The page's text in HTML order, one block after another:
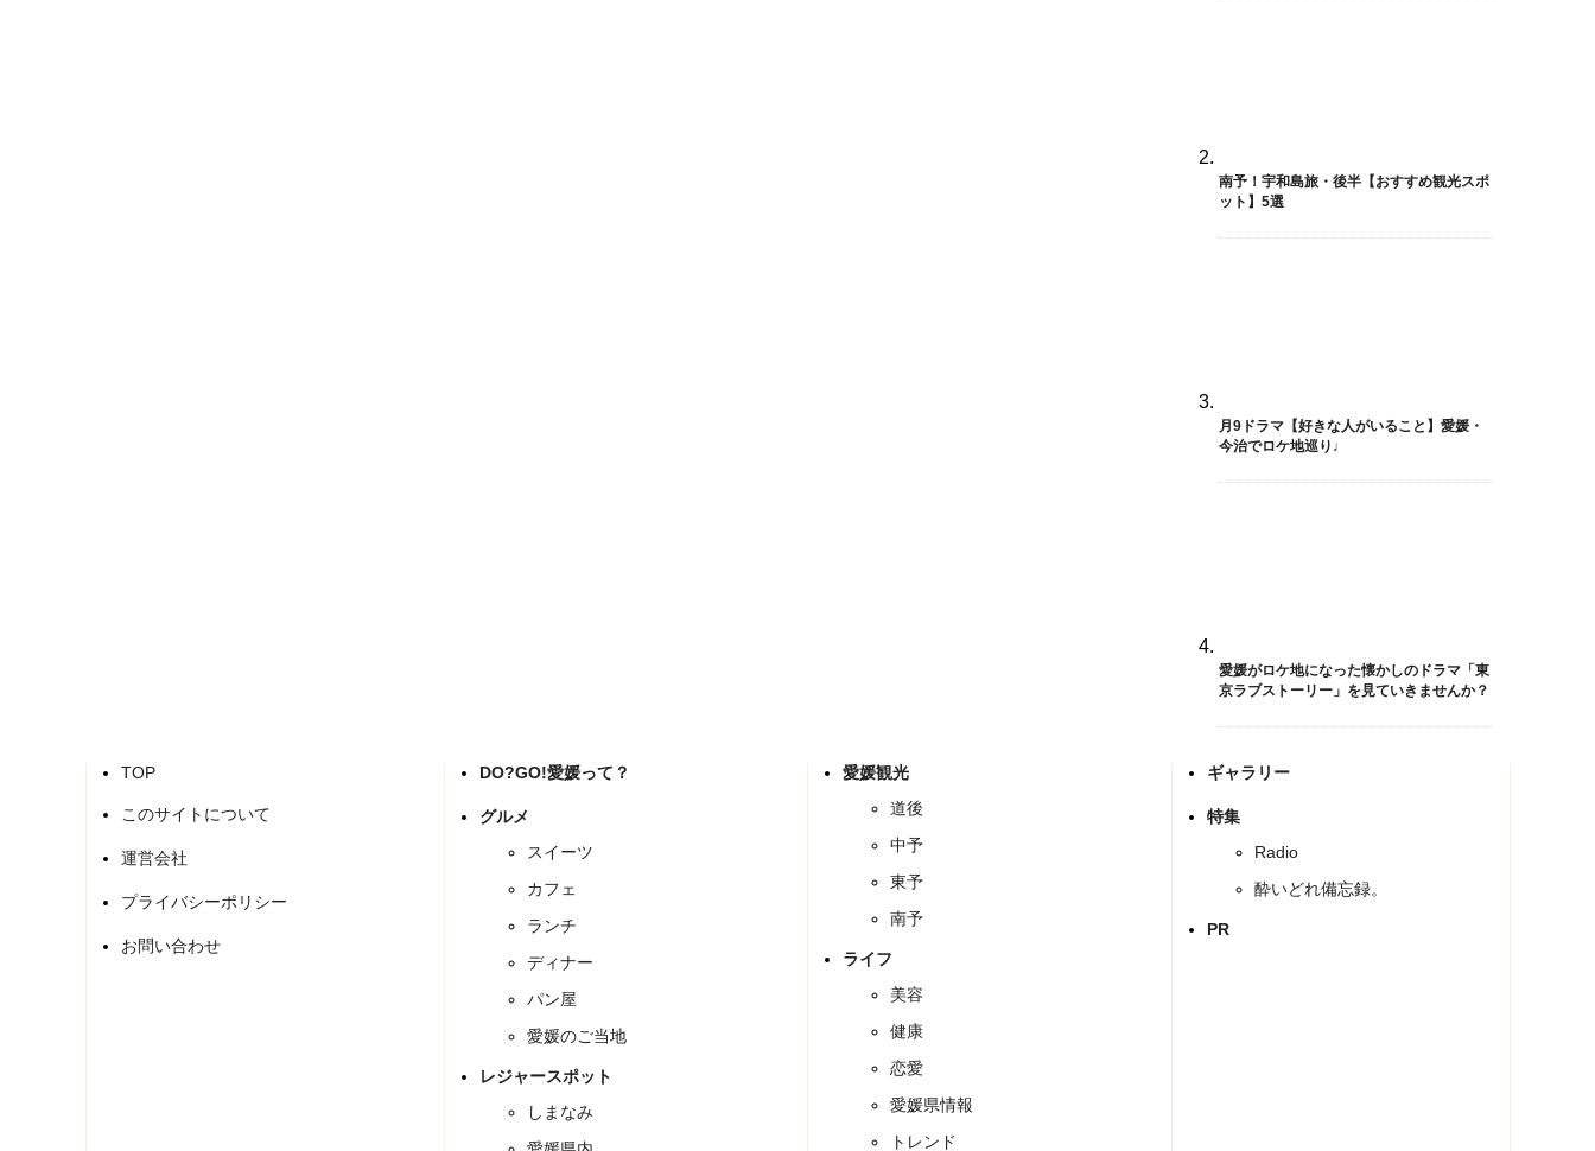
南予！宇和島旅・後半【おすすめ観光スポ
ット】5選
月9ドラマ【好きな人がいること】愛媛・
今治でロケ地巡り♩
愛媛がロケ地になった懐かしのドラマ「東
京ラブストーリー」を見ていきませんか？
TOP
このサイトについて
運営会社
プライバシーポリシー
お問い合わせ
DO?GO!愛媛って？
グルメ
スイーツ
カフェ
ランチ
ディナー
パン屋
愛媛のご当地
レジャースポット
しまなみ
愛媛観光
道後
中予
東予
南予
ライフ
美容
健康
恋愛
愛媛県情報
トレンド
ギャラリー
特集
Radio
酔いどれ備忘録。
PR